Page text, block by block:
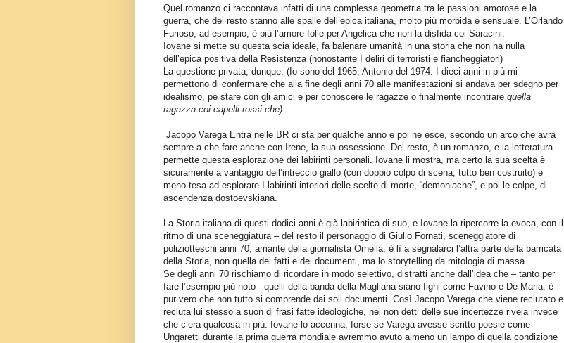
Quel romanzo ci raccontava infatti di una complessa geometria tra le passioni amorose e la
guerra, che del resto stanno alle spalle dell’epica italiana, molto più morbida e sensuale. L’Orlando
Furioso, ad esempio, è più l’amore folle per Angelica che non la disfida coi Saracini.
Iovane si mette su questa scia ideale, fa balenare umanità in una storia che non ha nulla
dell’epica positiva della Resistenza (nonostante I deliri di terroristi e fiancheggiatori)
La questione privata, dunque. (Io sono del 1965, Antonio del 1974. I dieci anni in più mi
permettono di confermare che alla fine degli anni 70 alle manifestazioni si andava per sdegno per
idealismo, pe stare con gli amici e per conoscere le ragazze o finalmente incontrare quella
ragazza coi capelli rossi che)
Jacopo Varega Entra nelle BR ci sta per qualche anno e poi ne esce, secondo un arco che avrà
sempre a che fare anche con Irene, la sua ossessione. Del resto, è un romanzo, e la letteratura
permette questa esplorazione dei labirinti personali. Iovane li mostra, ma certo la sua scelta è
sicuramente a vantaggio dell’intreccio giallo (con doppio colpo di scena, tutto ben costruito) e
meno tesa ad esplorare I labirinti interiori delle scelte di morte, “demoniache”, e poi le colpe, di
ascendenza dostoevskiana.
La Storia italiana di questi dodici anni è già labirintica di suo, e Iovane la ripercorre la evoca, con il
ritmo di una sceneggiatura – del resto il personaggio di Giulio Fornati, sceneggiatore di
poliziotteschi anni 70, amante della giornalista Ornella, è lì a segnalarci l’altra parte della barricata
della Storia, non quella dei fatti e dei documenti, ma lo storytelling da mitologia di massa.
Se degli anni 70 rischiamo di ricordare in modo selettivo, distratti anche dall’idea che – tanto per
fare l’esempio più noto - quelli della banda della Magliana siano fighi come Favino e De Maria, è
pur vero che non tutto si comprende dai soli documenti. Così Jacopo Varega che viene reclutato e
recluta lui stesso a suon di frasi fatte ideologiche, nei non detti delle sue incertezze rivela invece
che c’era qualcosa in più. Iovane lo accenna, forse se Varega avesse scritto poesie come
Ungaretti durante la prima guerra mondiale avremmo avuto almeno un lampo di quella condizione